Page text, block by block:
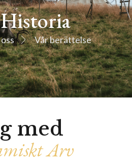
Vår berättelse
med
Arv